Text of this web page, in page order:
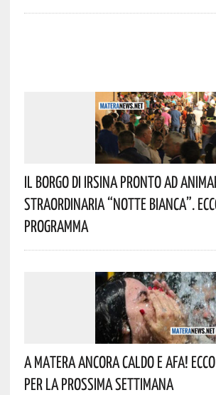
Il Borgo Di Irsina Pronto Ad
Straordinaria “Notte Bianca”.
Programma
A Matera Ancora Caldo E Afa!
Per La Prossima Settimana